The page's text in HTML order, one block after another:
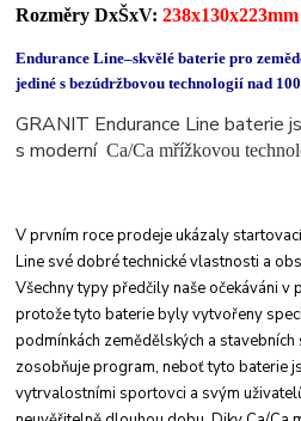
Rozměry DxŠxV: 238x130x223mm
Endurance Line–skvělé baterie pro
jediné s bezúdržbovou technologií nad
GRANIT Endurance Line baterie
s moderníCa/Ca mřížkovou
V prvním roce prodeje ukázaly
Line své dobré technickévlastnosti a
Všechnytypy předčily naše očekáváni v
protože tyto baterie byly vytvořeny
podmínkách zemědělských a
zosobňuje program, neboťtyto baterie
vytrvalostními sportovci a svým